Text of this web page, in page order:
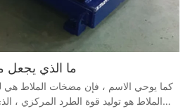
ما الذي
كما يوحي الاسم ، فإن مضخات الملاط هي
الملاط هو توليد قوة الطرد المركزي ،